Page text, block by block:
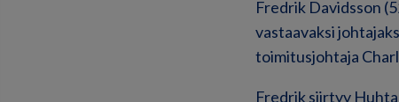
Fredrik Davidsson
vastaavaksi
toimitusjohtaja
Fredrik siirtyy